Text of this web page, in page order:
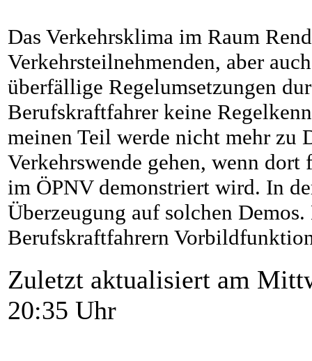
Das Verkehrsklima im Raum
Verkehrsteilnehmenden, aber
überfällige Regelumsetzungen
Berufskraftfahrer keine
meinen Teil werde nicht mehr zu
Verkehrswende gehen, wenn
im ÖPNV demonstriert wird. In
Überzeugung auf solchen
Berufskraftfahrern
Zuletzt aktualisiert am
20:35 Uhr